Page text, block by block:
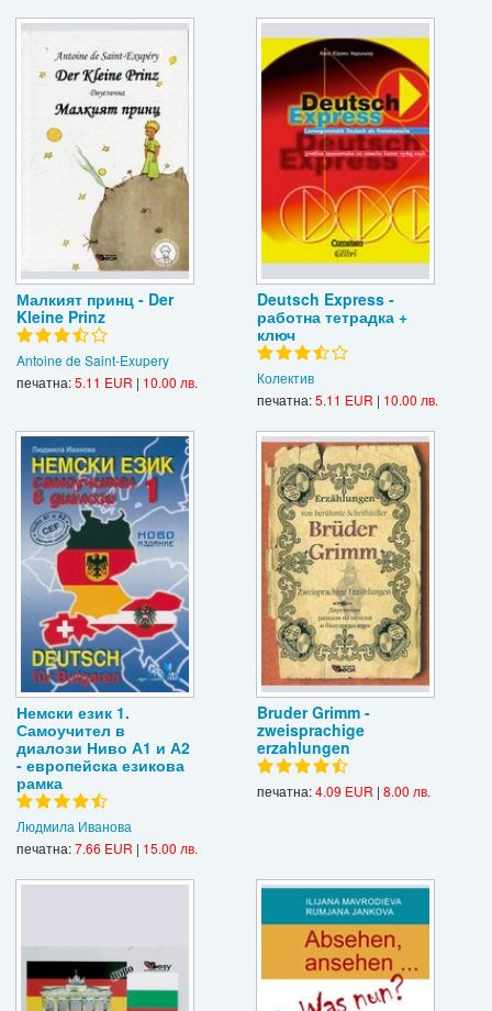
Подаръци
Ваучери
Промоции
Контакти
Вход
Регистрация
Малкият принц - Der
Kleine Prinz
Antoine de Saint-Exupery
печатна:5.11 EUR | 10.00 лв.
Deutsch Express -
работна тетрадка +
ключ
Колектив
печатна:5.11 EUR | 10.00 лв.
Немски език 1.
Самоучител в
диалози Ниво А1 и А2
- европейска езикова
рамка
Людмила Иванова
печатна:7.66 EUR | 15.00 лв.
Bruder Grimm -
zweisprachige
erzahlungen
печатна:4.09 EUR | 8.00 лв.